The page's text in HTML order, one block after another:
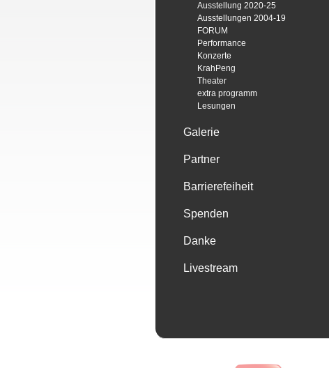
Ausstellung 2020-25
Ausstellungen 2004-19
FORUM
Performance
Konzerte
KrahPeng
Theater
extra programm
Lesungen
Galerie
Partner
Barrierefeiheit
Spenden
Danke
Livestream